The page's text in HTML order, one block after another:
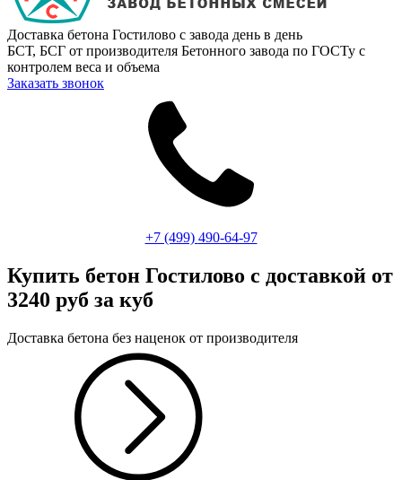
Доставка бетона Гостилово с завода день в день
БСТ, БСГ от производителя Бетонного завода по ГОСТу с
контролем веса и объема
Заказать звонок
+7 (499) 490-64-97
Купить бетон Гостилово с доставкой от
3240 руб за куб
Доставка бетона без наценок от производителя